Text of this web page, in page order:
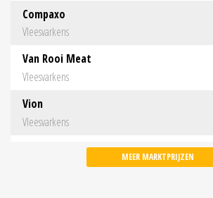
Compaxo
Vleesvarkens
Van Rooi Meat
Vleesvarkens
Vion
Vleesvarkens
MEER MARKTPRIJZEN